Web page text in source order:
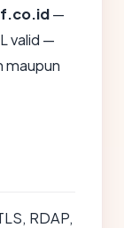
—
valid —
maupun
RDAP,